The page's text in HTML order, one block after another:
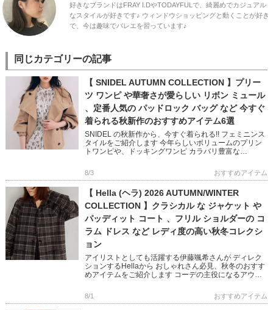
好きなブランドはFRAY I.DやTODAYFULで、綺麗めでカジュアル
なスタイルが好きです♪ ウィンドウショッピングと動くことが好き
で、今は趣味でバレエを習っています♪
同じカテゴリーの記事
【 SNIDEL AUTUMN COLLECTION 】プリー
ツ ワンピ や華奢さが愛らしい リボン ミュール
、定番人気の パッドロック バッグ など 今すぐ
着られる秋新作のおすすめアイテム6選
SNIDEL の秋新作から、今すぐ着られる!! フェミニンス
タイルをご紹介します 今年らしいボリュームのプリン
トワンピや、ドッキングワンピ カラバリ豊富な
8/3 おすすめアイテム
【 Hella (ヘラ) 2026 AUTUMN/WINTER
COLLECTION 】クラシカル な ジャケット や
パッディット コート 、フリル ショルダーの コ
ラム ドレス など レディ度の高い秋冬コレクシ
ョン
アイリストとしても活躍する伊藤颯希さんが ディレク
ションするHellaから おしゃれさん必見、秋冬のおすす
めアイテムをご紹介します コーデの主役になるアウタ
8/1 おすすめアイテム